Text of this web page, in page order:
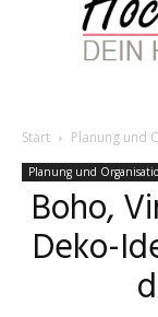
Start Planung und
Planung und
Boho,
Deko-